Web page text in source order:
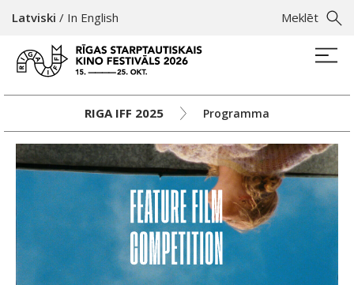
Meklēt
Latviski / In English
RIGA IFF 2025 Programma